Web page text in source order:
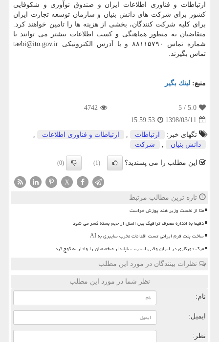
ارتباطات و فناوری اطلاعات ایران و صندوق نوآوری و شكوفایی
كشور برای شركت های دانش بنیان و سازمان توسعه تجارت ایران
برای كلیه شركت كنندگان، بخشی از هزینه ها را تامین خواهند كرد.
متقاضیان به منظور هماهنگی و كسب اطلاعات بیشتر می توانند با
شماره تماس ۸۸۱۱۵۷۹۰ و یا آدرس الكترونیكی taebi@ito.gov.ir
تماس بگیرند.
منبع: لینك بگیر
5.0
/ 5
4742
1398/03/11
15:59:53
تگهای خبر:
ارتباطات , ارتباطات و فناوری اطلاعات
,
دانش بنیان
, شركت
این مطلب را می پسندید؟ (1)
(0)
X
تازه ترین مطالب مرتبط
متا از نخست وزیر هند پوزش خواست
دقیقا به اندازه مصرف ترافیک بین الملل از حجم بسته کسر می شود
ساخت پلت فرم ایرانی تست اقدامات مخرب سایبری به AI
مرگ دورکاری در ایران وقتی اینترنت ناپایدار متخصصان را وادار به کوچ کرد
نظرات بینندگان در مورد این مطلب
نظر شما در مورد این مطلب
نام:
ایمیل:
نظر: